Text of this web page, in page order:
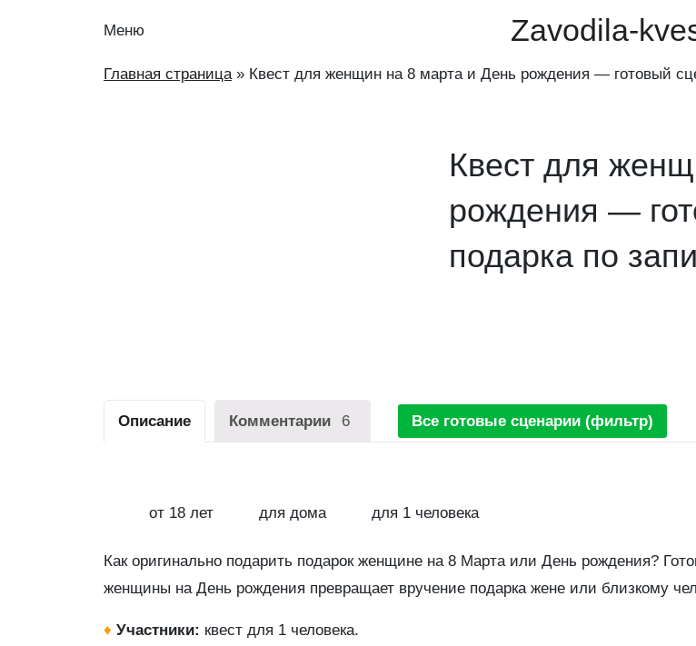
Меню Zavodila-
Главная страница» Квест для женщин на 8 марта и День рождения — готовый
Квест для
рождения —
подарка по
Описание Комментарии 6 Все готовые сценарии (фильтр)
от 18 лет для дома для 1 человека
Как оригинально подарить подарок женщине на 8 Марта или День рождения?
женщины на День рождения превращает вручение подарка жене или близкому
♦ Участники: квест для 1 человека.